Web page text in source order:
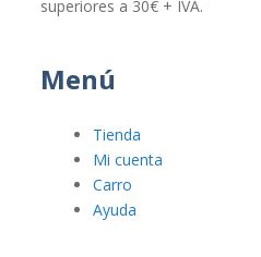
superiores a 30€ + IVA.
Menú
Tienda
Mi cuenta
Carro
Ayuda